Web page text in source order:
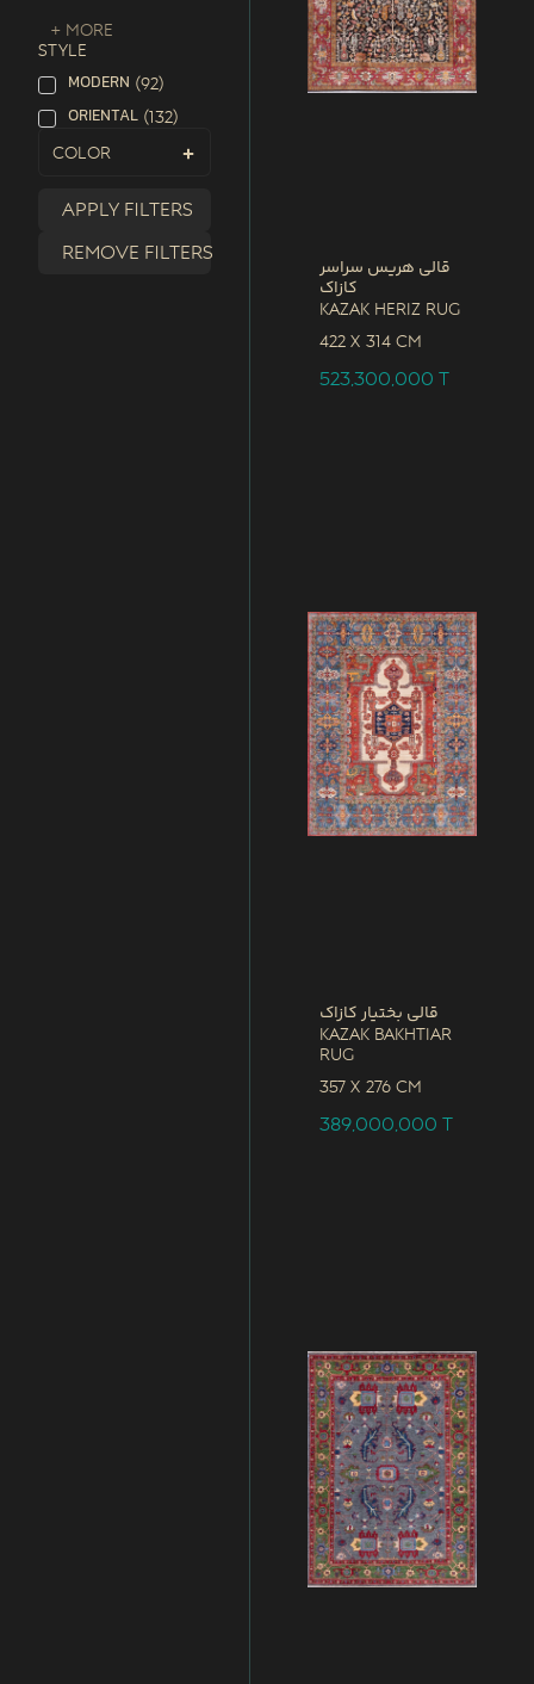
+ More
STYLE
MODERN (92)
ORIENTAL (132)
Color
Apply filters
Remove filters
قالی هریس سراسر
کازاک
Kazak Heriz Rug
422 x 314 CM
523,300,000T
قالی بختیار کازاک
Kazak Bakhtiar
Rug
357 x 276 CM
389,000,000T